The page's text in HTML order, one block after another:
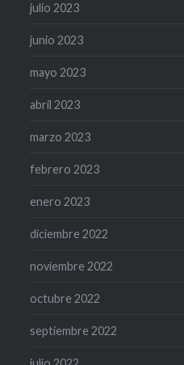
julio 2023
junio 2023
mayo 2023
abril 2023
marzo 2023
febrero 2023
enero 2023
diciembre 2022
noviembre 2022
octubre 2022
septiembre 2022